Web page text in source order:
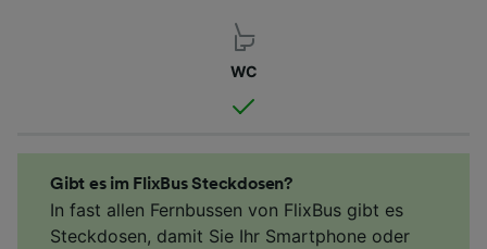
WC
Gibt es im FlixBus Steckdosen?
In fast allen Fernbussen von FlixBus gibt es
Steckdosen, damit Sie Ihr Smartphone oder